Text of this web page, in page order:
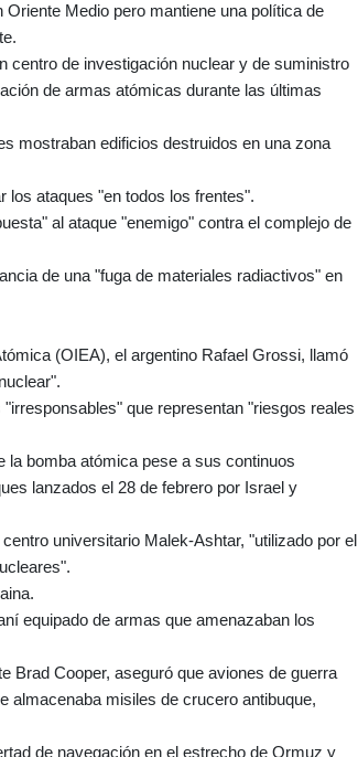
Medio pero mantiene una política de
centro de investigación nuclear y de suministro
de armas atómicas durante las últimas
mostraban edificios destruidos en una zona
los ataques "en todos los frentes".
al ataque "enemigo" contra el complejo de
de una "fuga de materiales radiactivos" en
(OIEA), el argentino Rafael Grossi, llamó
que representan "riesgos reales
la bomba atómica pese a sus continuos
lanzados el 28 de febrero por Israel y
universitario Malek-Ashtar, "utilizado por el
equipado de armas que amenazaban los
Brad Cooper, aseguró que aviones de guerra
almacenaba misiles de crucero antibuque,
de navegación en el estrecho de Ormuz y